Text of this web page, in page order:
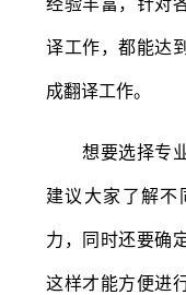
译工作，都能达
成翻译工作。
想要选择专业
建议大家了解不
力，同时还要确
这样才能方便进